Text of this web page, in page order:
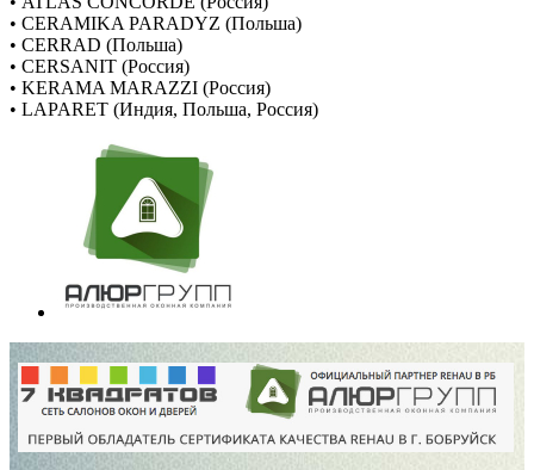
• CERAMIKA PARADYZ (Польша)
• CERRAD (Польша)
• CERSANIT (Россия)
• KERAMA MARAZZI (Россия)
• LAPARET (Индия, Польша, Россия)